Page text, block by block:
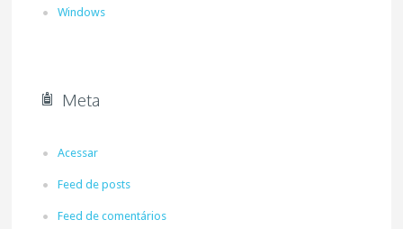
Windows
Meta
Acessar
Feed de posts
Feed de comentários